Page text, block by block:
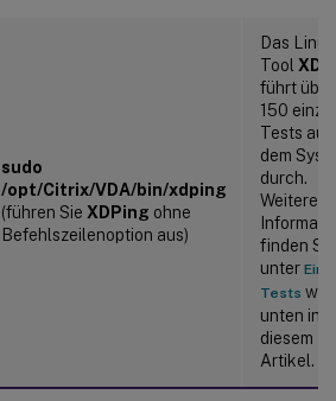
sudo
/opt/Citrix/VDA/bin/xdping
(führen Sie XDPing ohne
Befehlszeilenoption aus)
Das
Tool
führt über
150
Tests auf
dem
durch.
Weitere
finden Sie
unter
Tests
unten in
diesem
Artikel.